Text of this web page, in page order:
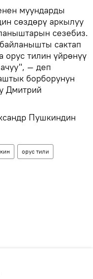
муундарды
сөздөрү аркылуу
сезебиз.
сактап
орус тилин үйрөнүү
— деп
борборунун
Дмитрий
Пушкиндин
орус тили